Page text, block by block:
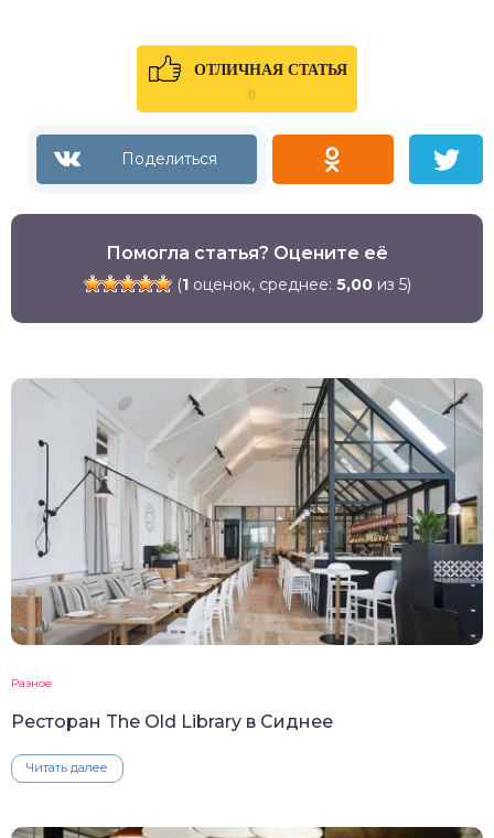
ОТЛИЧНАЯ СТАТЬЯ
0
Помогла статья? Оцените её
(1оценок, среднее: 5,00из 5)
Разное
Ресторан The Old Library в Сиднее
Читать далее